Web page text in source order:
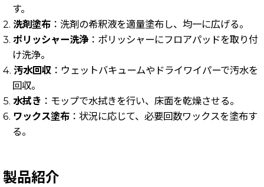
す。
2. 洗剤塗布 ：洗剤の希釈液を適量塗布し、均一に広げる。
3. ポリッシャー洗浄 ：ポリッシャーにフロアパッドを取り付
け洗浄。
4. 汚水回収 ：ウェットバキュームやドライワイパーで汚水を
回収。
5. 水拭き ：モップで水拭きを行い、床面を乾燥させる。
6. ワックス塗布 ：状況に応じて、必要回数ワックスを塗布す
る。
製品紹介